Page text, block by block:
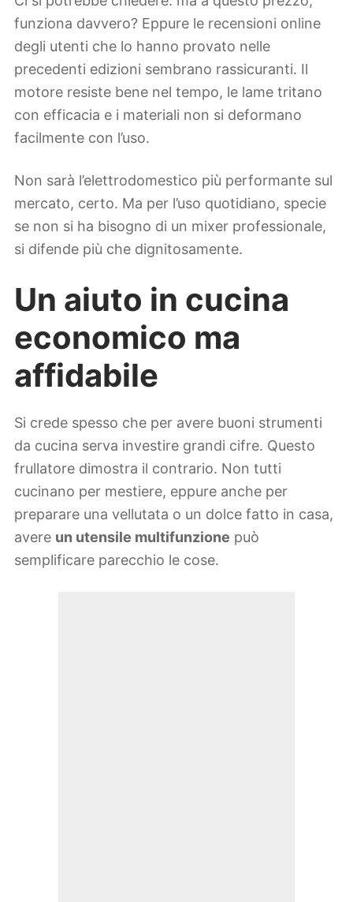
funziona davvero? Eppure le recensioni online
degli utenti che lo hanno provato nelle
precedenti edizioni sembrano rassicuranti. Il
motore resiste bene nel tempo, le lame tritano
con efficacia e i materiali non si deformano
facilmente con l’uso.
Non sarà l’elettrodomestico più performante sul
mercato, certo. Ma per l’uso quotidiano, specie
se non si ha bisogno di un mixer professionale,
si difende più che dignitosamente.
Un aiuto in cucina
economico ma
affidabile
Si crede spesso che per avere buoni strumenti
da cucina serva investire grandi cifre. Questo
frullatore dimostra il contrario. Non tutti
cucinano per mestiere, eppure anche per
preparare una vellutata o un dolce fatto in casa,
avere un utensile multifunzione può
semplificare parecchio le cose.